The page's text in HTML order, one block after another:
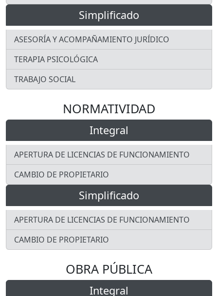
Simplificado
ASESORÍA Y ACOMPAÑAMIENTO JURÍDICO
TERAPIA PSICOLÓGICA
TRABAJO SOCIAL
NORMATIVIDAD
Integral
APERTURA DE LICENCIAS DE FUNCIONAMIENTO
CAMBIO DE PROPIETARIO
Simplificado
APERTURA DE LICENCIAS DE FUNCIONAMIENTO
CAMBIO DE PROPIETARIO
OBRA PÚBLICA
Integral